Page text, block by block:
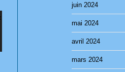
juin 2024
mai 2024
avril 2024
mars 2024